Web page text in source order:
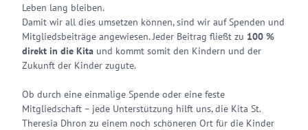
Leben lang bleiben.
Damit wir all dies umsetzen können, sind wir auf Spenden und
Mitgliedsbeiträge angewiesen. Jeder Beitrag fließt zu 100 %
direkt in die Kita und kommt somit den Kindern und der
Zukunft der Kinder zugute.
Ob durch eine einmalige Spende oder eine feste
Mitgliedschaft – jede Unterstützung hilft uns, die Kita St.
Theresia Dhron zu einem noch schöneren Ort für die Kinder